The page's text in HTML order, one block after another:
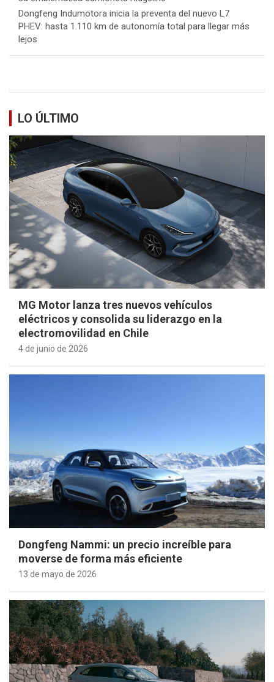
Dongfeng Indumotora inicia la preventa del nuevo L7
PHEV: hasta 1.110 km de autonomía total para llegar más
lejos
LO ÚLTIMO
MG Motor lanza tres nuevos vehículos
eléctricos y consolida su liderazgo en la
electromovilidad en Chile
4 de junio de 2026
Dongfeng Nammi: un precio increíble para
moverse de forma más eficiente
13 de mayo de 2026